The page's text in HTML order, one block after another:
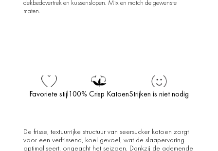
dekbedovertrek en kussenslopen. Mix en match de gewenste
maten.
Favoriete stijl100% Crisp KatoenStrijken is niet nodig
De frisse, textuurrijke structuur van seersucker katoen zorgt
voor een verfrissend, koel gevoel, wat de slaapervaring
optimaliseert, ongeacht het seizoen. Dankzij de ademende